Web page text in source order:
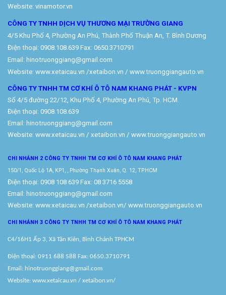
Website: vinamotor.vn
CÔNG TY TNHH DỊCH VỤ THƯƠNG MẠI TRƯỜNG GIANG
4/5 Khu Phố 4, Phường An Phú, Thành Phố Thuận An, T. Bình Dương
Điện thoại: 0908.108.639 Fax: 0650.3710791
Email: hinotruonggiang@gmail.com
Website: www.xetaicau.vn /xetaibon.vn / www.truonggiangauto.vn
CÔNG TY TNHH TM CƠ KHÍ Ô TÔ NAM KHANG PHÁT - KVPN
Số 4/5 đường 22/12, Khu Phố 4, Phường An Phú, Tp. HCM.
Điện thoại: 0908.108.639
Email: hinotruonggiang@gmail.com
Website: www.xetaicau.vn / xetaibon.vn / www.truonggiangauto.vn
CHI NHÁNH 2 CÔNG TY TNHH TM CƠ KHÍ Ô TÔ NAM KHANG PHÁT
150/1, Quốc Lộ 1A, KP1, , Phường Thạnh Xuân, Q. 12, TP.HCM
Điện thoại: 0908 108 639 Fax: 08 3716 5558
Email: hinotruonggiang@gmail.com
Website: www.xetaicau.vn /xetaibon.vn/ www.truonggiangauto.vn
CHI NHÁNH 3 CÔNG TY TNHH TM CƠ KHÍ Ô TÔ NAM KHANG PHÁT
C4/16H1 Ấp 3, Xã Tân Kiên, Bình Chánh TPHCM
Điện thoại: 0911 688 588 Fax: 0650.3710791
Email: hinotruonggiang@gmail.com
Website: www.xetaicau.vn / xetaibon.vn/